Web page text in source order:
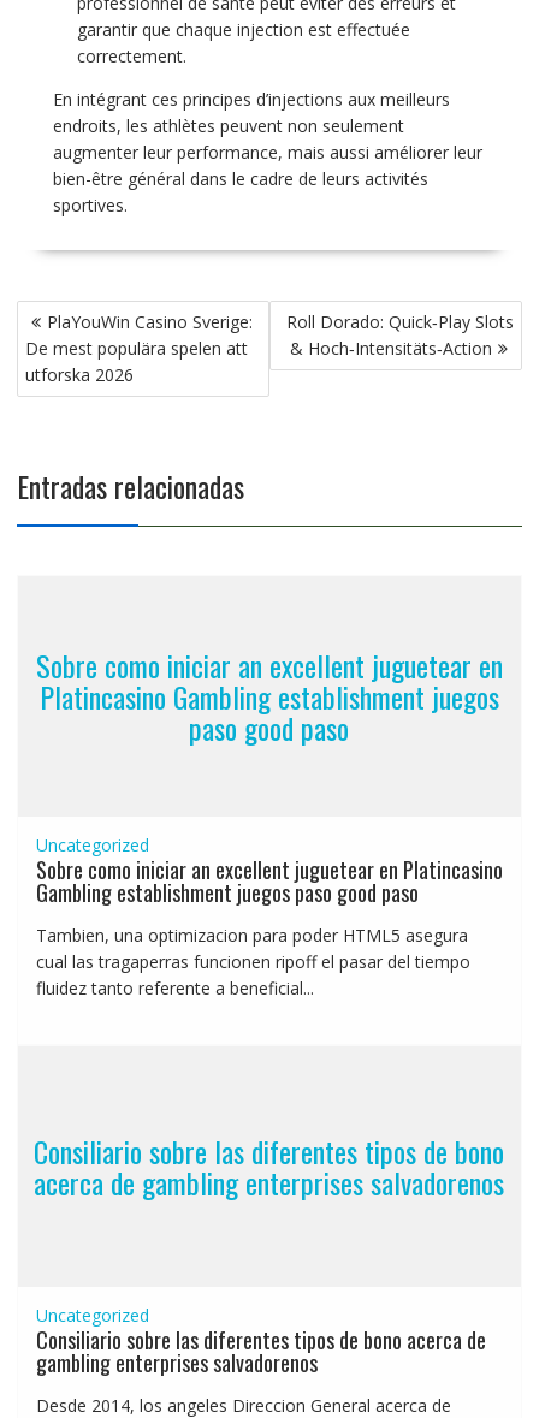
garantir que chaque injection est effectuée
correctement.
En intégrant ces principes d’injections aux meilleurs
endroits, les athlètes peuvent non seulement
augmenter leur performance, mais aussi améliorer leur
bien-être général dans le cadre de leurs activités
sportives.
PlaYouWin Casino Sverige:
De mest populära spelen att
utforska 2026
Roll Dorado: Quick‑Play Slots
& Hoch‑Intensitäts‑Action
Entradas relacionadas
Sobre como iniciar an excellent juguetear en
Platincasino Gambling establishment juegos
paso good paso
Uncategorized
Sobre como iniciar an excellent juguetear en Platincasino
Gambling establishment juegos paso good paso
Tambien, una optimizacion para poder HTML5 asegura
cual las tragaperras funcionen ripoff el pasar del tiempo
fluidez tanto referente a beneficial...
Consiliario sobre las diferentes tipos de bono
acerca de gambling enterprises salvadorenos
Uncategorized
Consiliario sobre las diferentes tipos de bono acerca de
gambling enterprises salvadorenos
Desde 2014, los angeles Direccion General acerca de